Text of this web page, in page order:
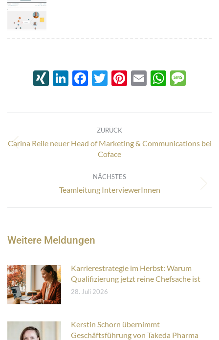
XINGLinkedIn
Facebook
Twitter
Pinterest
Email
ZURÜCK
Vorheriger
Beitrag:
Carina Reile neuer Head of Marketing & Communications bei
Coface
NÄCHSTES
Nächster
Teamleitung InterviewerInnen
Weitere Meldungen
Karrierestrategie im Herbst: Warum
Qualifizierung jetzt reine Chefsache ist
28. Juli 2026
Kerstin Schorn übernimmt
Geschäftsführung von Takeda Pharma